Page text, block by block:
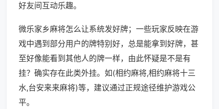
好友间互动乐趣。
微乐家乡麻将怎么让系统发好牌；一些玩家反映在游
戏中遇到部分用户的牌特别好，总是能拿到好牌，甚
至好像能看到其他人的牌一样，由此怀疑是不是有
挂？确实存在此类外挂。如(相约麻将,相约麻将十三
水,台安来来麻将)等，建议通过正规途径维护游戏公
平。